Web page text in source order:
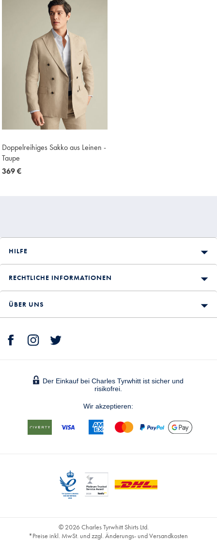
Doppelreihiges Sakko aus Leinen -
Taupe
now
369 €
HILFE
RECHTLICHE INFORMATIONEN
ÜBER UNS
Der Einkauf bei Charles Tyrwhitt ist sicher und
risikofrei.
Wir akzeptieren:
© 2026 Charles Tyrwhitt Shirts Ltd.
*Preise inkl. MwSt. und zzgl. Änderungs- und Versandkosten